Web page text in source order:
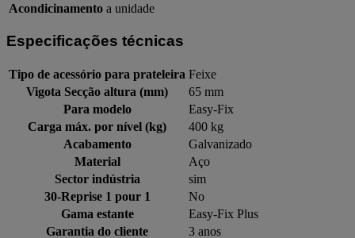
Acondicinamento a unidade
Especificações técnicas
Tipo de acessório para prateleira Feixe
Vigota Secção altura (mm)
65 mm
Para modelo
Easy-Fix
Carga máx. por nível (kg)
400 kg
Acabamento
Galvanizado
Material
Aço
Sector indústria
sim
30-Reprise 1 pour 1
No
Gama estante
Easy-Fix Plus
Garantia do cliente
3 anos